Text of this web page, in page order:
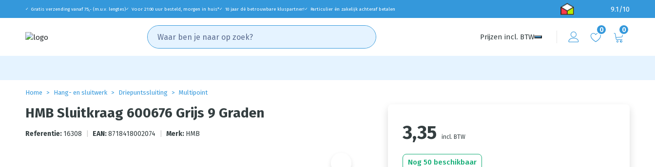
✓ Gratis verzending vanaf 75,- (m.u.v. lengtes)✓ Voor 21:00 uur besteld, morgen in huis*✓ 10 jaar dé betrouwbare kluspartner! ✓ Particulier én zakelijk achteraf betalen 9.1/10
Prijzen incl. BTW
0 0
Home Hang- en sluitwerk Driepuntssluiting Multipoint
HMB Sluitkraag 600676 Grijs 9 Graden
Referentie: 16308 EAN:8718418002074 Merk: HMB 3,35 incl. BTW
Nog 50 beschikbaar